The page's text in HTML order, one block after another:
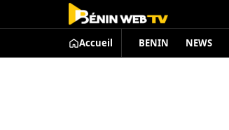
Accueil BENIN NEWS